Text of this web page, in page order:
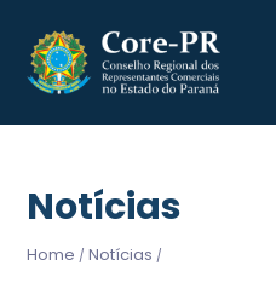
Notícias
Home / Notícias /